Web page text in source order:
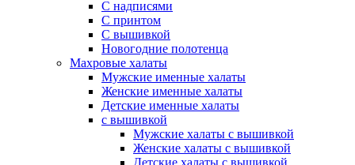
С надписями
С принтом
С вышивкой
Новогодние полотенца
Махровые халаты
Мужские именные халаты
Женские именные халаты
Детские именные халаты
с вышивкой
Мужские халаты с вышивкой
Женские халаты с вышивкой
Детские халаты с вышивкой